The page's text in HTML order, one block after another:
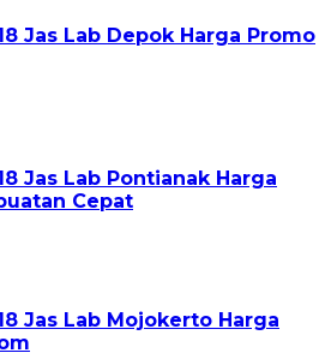
Jas Lab Depok Harga Promo
Jas Lab Pontianak Harga
Cepat
Jas Lab Mojokerto Harga